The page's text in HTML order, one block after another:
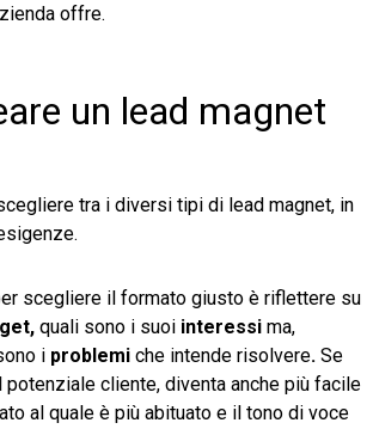
offre.
un lead magnet
tra i diversi tipi di lead magnet, in
scegliere il formato giusto è riflettere su
quali sono i suoi interessi ma,
i problemi che intende risolvere. Se
cliente, diventa anche più facile
al quale è più abituato e il tono di voce